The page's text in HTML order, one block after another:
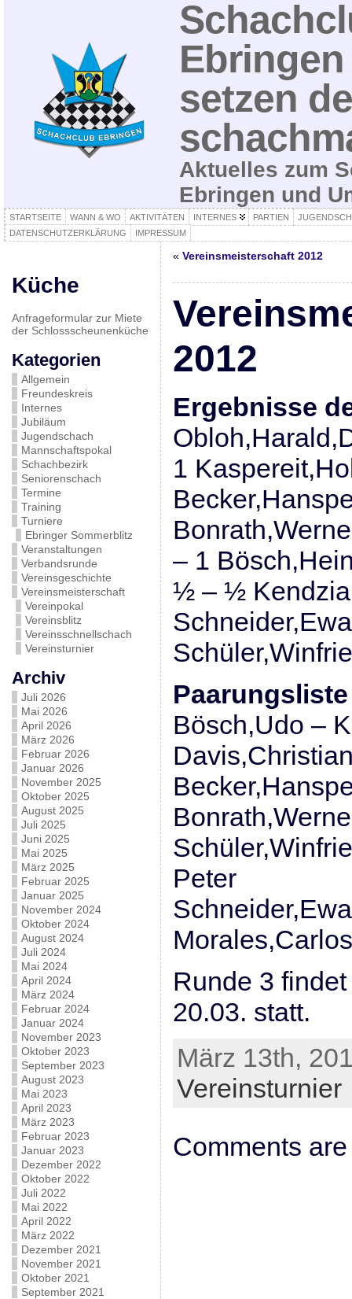
setzen
Aktuelles zum
Ebringen und
STARTSEITE WANN & WO AKTIVITÄTEN INTERNES PARTIEN
DATENSCHUTZERKLÄRUNG
IMPRESSUM
Küche
Anfrageformular zur Miete
der Schlossscheunenküche
Kategorien
Allgemein
Freundeskreis
Internes
Jubiläum
Jugendschach
Mannschaftspokal
Schachbezirk
Seniorenschach
Termine
Training
Turniere
Ebringer Sommerblitz
Veranstaltungen
Verbandsrunde
Vereinsgeschichte
Vereinsmeisterschaft
Vereinpokal
Vereinsblitz
Vereinsschnellschach
Vereinsturnier
Archiv
Juli 2026
Mai 2026
April 2026
März 2026
Februar 2026
Januar 2026
November 2025
Oktober 2025
August 2025
Juli 2025
Juni 2025
Mai 2025
März 2025
Februar 2025
Januar 2025
November 2024
Oktober 2024
August 2024
Juli 2024
Mai 2024
April 2024
März 2024
Februar 2024
Januar 2024
November 2023
Oktober 2023
September 2023
August 2023
Mai 2023
April 2023
März 2023
Februar 2023
Januar 2023
Dezember 2022
Oktober 2022
Juli 2022
Mai 2022
April 2022
März 2022
Dezember 2021
November 2021
Oktober 2021
September 2021
« Vereinsmeisterschaft 2012
2012
Ergebnisse
1
– 1
½ – ½
Bösch,Udo –
Peter
Runde 3
20.03. statt.
März 13th,
Vereinsturnier
Comments